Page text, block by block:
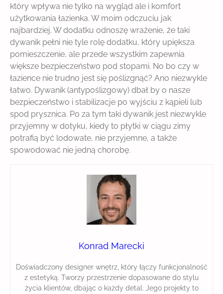
który wpływa nie tylko na wygląd ale i komfort
użytkowania łazienka. W moim odczuciu jak
najbardziej. W dodatku odnoszę wrażenie, że taki
dywanik pełni nie tyle rolę dodatku, który upiększa
pomieszczenie, ale przede wszystkim zapewnia
większe bezpieczeństwo pod stopami. No bo czy w
łazience nie trudno jest się poślizgnąć? Ano niezwykle
łatwo. Dywanik (antypoślizgowy) dbał by o nasze
bezpieczeństwo i stabilizacje po wyjściu z kąpieli lub
spod prysznica. Po za tym taki dywanik jest niezwykle
przyjemny w dotyku, kiedy to płytki w ciągu zimy
potrafią być lodowate, nie przyjemne, a także
spowodować nie jedną chorobę.
Konrad Marecki
Doświadczony designer wnętrz, który łączy funkcjonalność
z estetyką. Tworzy przestrzenie dopasowane do stylu
życia klientów, dbając o każdy detal. Jego projekty to